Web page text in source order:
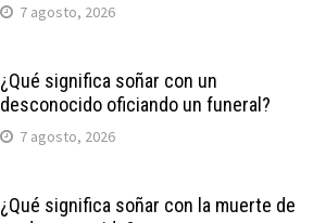
7 agosto, 2026
¿Qué significa soñar con un
desconocido oficiando un funeral?
7 agosto, 2026
¿Qué significa soñar con la muerte de